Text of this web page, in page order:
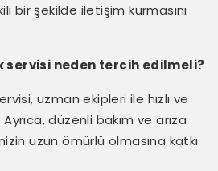
bir şekilde iletişim kurmasını
neden tercih edilmeli?
uzman ekipleri ile hızlı ve
düzenli bakım ve arıza
uzun ömürlü olmasına katkı